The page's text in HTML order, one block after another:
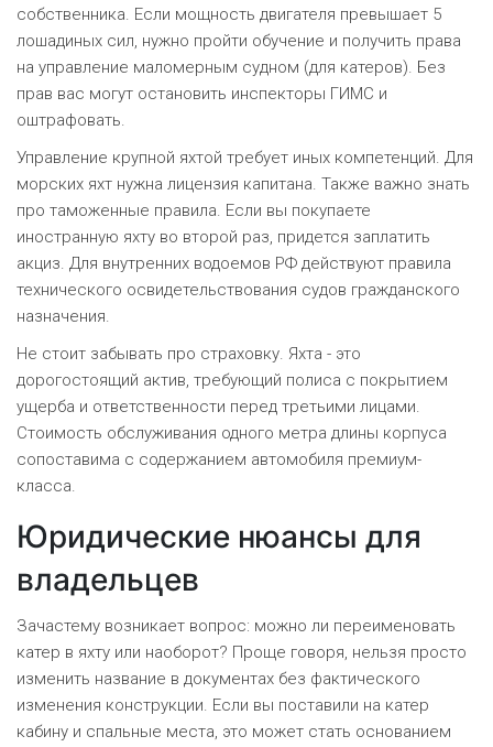
собственника. Если мощность двигателя превышает 5
лошадиных сил, нужно пройти обучение и получить права
на управление маломерным судном (для катеров). Без
прав вас могут остановить инспекторы ГИМС и
оштрафовать.
Управление крупной яхтой требует иных компетенций. Для
морских яхт нужна лицензия капитана. Также важно знать
про таможенные правила. Если вы покупаете
иностранную яхту во второй раз, придется заплатить
акциз. Для внутренних водоемов РФ действуют правила
технического освидетельствования судов гражданского
назначения.
Не стоит забывать про страховку. Яхта - это
дорогостоящий актив, требующий полиса с покрытием
ущерба и ответственности перед третьими лицами.
Стоимость обслуживания одного метра длины корпуса
сопоставима с содержанием автомобиля премиум-
класса.
Юридические нюансы для
владельцев
Зачастему возникает вопрос: можно ли переименовать
катер в яхту или наоборот? Проще говоря, нельзя просто
изменить название в документах без фактического
изменения конструкции. Если вы поставили на катер
кабину и спальные места, это может стать основанием